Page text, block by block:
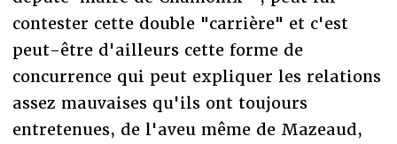
contester cette double "carrière" et c'est
peut-être d'ailleurs cette forme de
concurrence qui peut expliquer les relations
assez mauvaises qu'ils ont toujours
entretenues, de l'aveu même de Mazeaud,